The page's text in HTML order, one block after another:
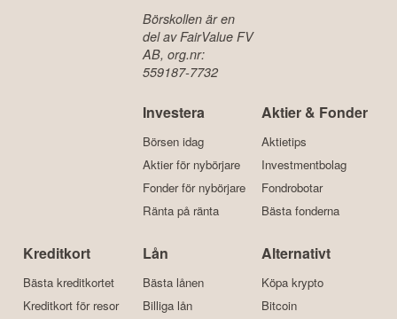
Börskollen är en
del av FairValue FV
AB, org.nr:
559187-7732
Investera
Börsen idag
Aktier för nybörjare
Fonder för nybörjare
Ränta på ränta
Aktier & Fonder
Aktietips
Investmentbolag
Fondrobotar
Bästa fonderna
Kreditkort
Bästa kreditkortet
Kreditkort för resor
Lån
Bästa lånen
Billiga lån
Alternativt
Köpa krypto
Bitcoin